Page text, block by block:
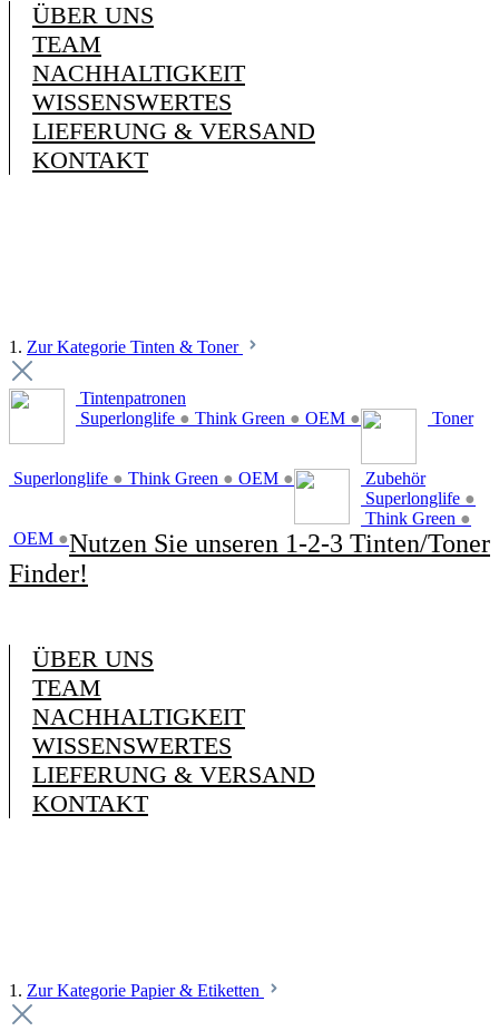
ÜBER UNS
TEAM
NACHHALTIGKEIT
WISSENSWERTES
LIEFERUNG & VERSAND
KONTAKT
1. Zur Kategorie Tinten & Toner
Tintenpatronen
Superlonglife ● Think Green ● OEM ● Toner
Superlonglife ● Think Green ● OEM ●
Zubehör
Superlonglife ●
Think Green ●
OEM ●Nutzen Sie unseren 1-2-3 Tinten/Toner
Finder!
ÜBER UNS
TEAM
NACHHALTIGKEIT
WISSENSWERTES
LIEFERUNG & VERSAND
KONTAKT
1. Zur Kategorie Papier & Etiketten